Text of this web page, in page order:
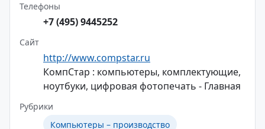
Телефоны
+7 (495) 9445252
Сайт
http://www.compstar.ru
КомпСтар : компьютеры, комплектующие,
ноутбуки, цифровая фотопечать - Главная
Рубрики
Компьютеры – производство